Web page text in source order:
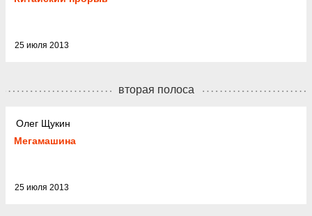
25 июля 2013
вторая полоса
Олег Щукин
Мегамашина
25 июля 2013